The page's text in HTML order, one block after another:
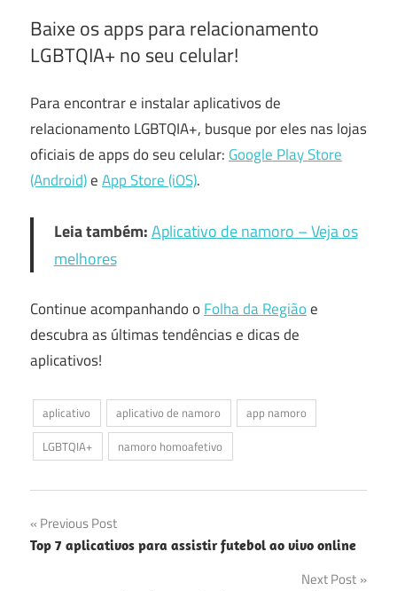
Baixe os apps para relacionamento
LGBTQIA+ no seu celular!
Para encontrar e instalar aplicativos de
relacionamento LGBTQIA+, busque por eles nas lojas
oficiais de apps do seu celular: Google Play Store
(Android)eApp Store (iOS).
Leia também:Aplicativo de namoro – Veja os
melhores
Continue acompanhando o Folha da Regiãoe
descubra as últimas tendências e dicas de
aplicativos!
aplicativo aplicativo de namoro
app namoro
LGBTQIA+
namoro homoafetivo
Navegação
de
Previous Post
Top 7 aplicativos para assistir futebol ao vivo online
Next Post